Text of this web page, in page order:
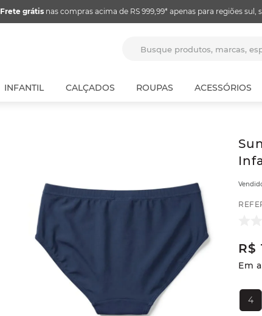
Frete grátisnas compras acima de RS 999,99* apenas para regiões sul,
INFANTIL CALÇADOS ROUPAS ACESSÓRIOS
R$
Em
4